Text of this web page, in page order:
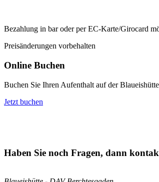
Bezahlung in bar oder per EC-Karte/Girocard
Preisänderungen vorbehalten
Online Buchen
Buchen Sie Ihren Aufenthalt auf der
Jetzt buchen
Haben Sie noch Fragen, dann